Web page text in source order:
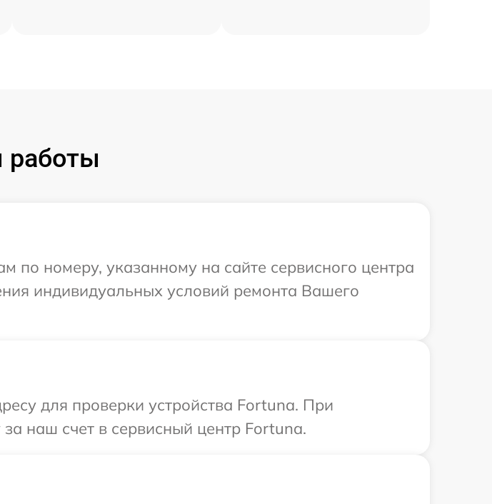
работы
по номеру, указанному на сайте сервисного центра
индивидуальных условий ремонта Вашего
для проверки устройства Fortuna. При
наш счет в сервисный центр Fortuna.